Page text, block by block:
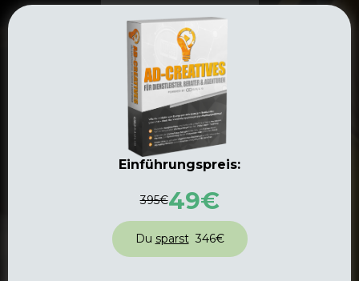
Einführungspreis:
395€49€
Du sparst346€